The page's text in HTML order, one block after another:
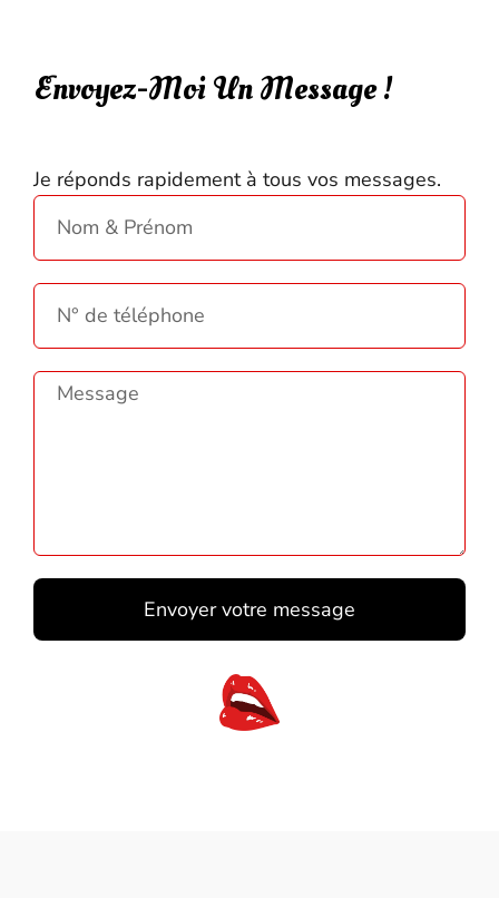
Envoyez-Moi Un Message !
Je réponds rapidement à tous vos messages.
Envoyer votre message